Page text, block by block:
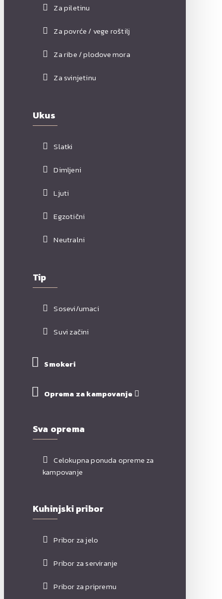
Za piletinu
Za povrće / vege roštilj
Za ribe / plodove mora
Za svinjetinu
Ukus
Slatki
Dimljeni
Ljuti
Egzotični
Neutralni
Tip
Sosevi/umaci
Suvi začini
Smokeri
Oprema za kampovanje
Sva oprema
Celokupna ponuda opreme za
kampovanje
Kuhinjski pribor
Pribor za jelo
Pribor za serviranje
Pribor za pripremu